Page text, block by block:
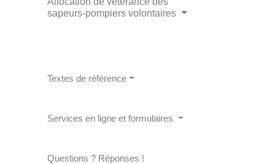
sapeurs-pompiers volontaires
Textes de référence
Services en ligne et formulaires
Questions ? Réponses !